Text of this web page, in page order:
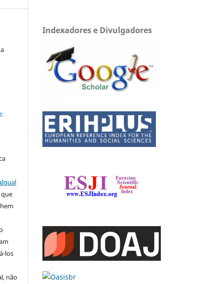
que
los
não
Indexadores e Divulgadores